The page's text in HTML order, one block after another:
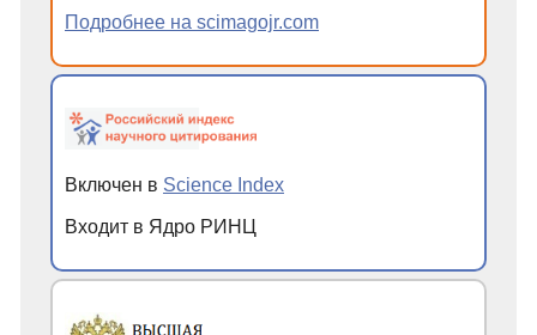
Подробнее на scimagojr.com
Включен в Science Index
Входит в Ядро РИНЦ